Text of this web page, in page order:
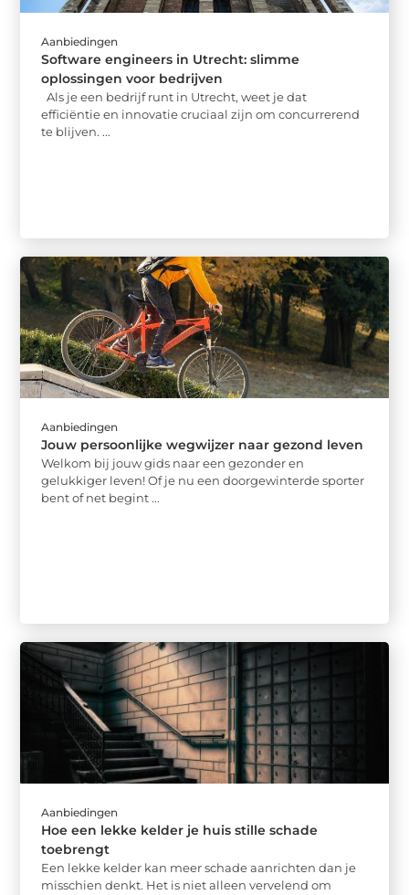
Aanbiedingen
Software engineers in Utrecht: slimme
oplossingen voor bedrijven
Als je een bedrijf runt in Utrecht, weet je dat
efficiëntie en innovatie cruciaal zijn om concurrerend
te blijven. ...
Aanbiedingen
Jouw persoonlijke wegwijzer naar gezond leven
Welkom bij jouw gids naar een gezonder en
gelukkiger leven! Of je nu een doorgewinterde sporter
bent of net begint ...
Aanbiedingen
Hoe een lekke kelder je huis stille schade
toebrengt
Een lekke kelder kan meer schade aanrichten dan je
misschien denkt. Het is niet alleen vervelend om